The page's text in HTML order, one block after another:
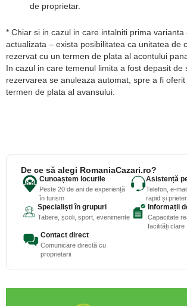
de proprietar.
* Chiar si in cazul in care intalniti prima varianta
actualizata – exista posibilitatea ca unitatea de
rezervat cu un termen de plata al acontului
In cazul in care temenul limita a fost depasit de
rezervarea se anuleaza automat, spre a fi
termen de plata al avansului.
De ce să alegi RomaniaCazari.ro?
Cunoaștem locurile
Peste 20 de ani de experiență
în turism
Asistență
Telefon, e-
rapid și
Specialiști în grupuri
Tabere, școli, sport, evenimente
Informații
Capacitate
facilități clare
Contact direct
Comunicare directă cu
proprietarii